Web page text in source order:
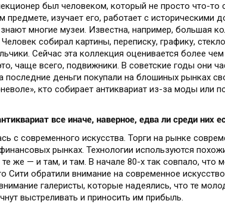
был человеком, который не просто что-то
предмете, изучает его, работает с историческими
многие музеи. Известна, например, большая
собирал картины, переписку, графику,
Сейчас эта коллекция оценивается более
чаще всего, подвижники. В советские годы они
деньги покупали на блошиных рынках
кто собирает антиквариат из-за моды или
все иначе, наверное, едва ли среди них
с современного искусства. Торги на рынке
рынках. Технологии используются
те же — и там, и там. В начале 80-х так совпало,
Сити обратили внимание на современное
галеристы, которые надеялись, что те
выстреливать и приносить им прибыль.